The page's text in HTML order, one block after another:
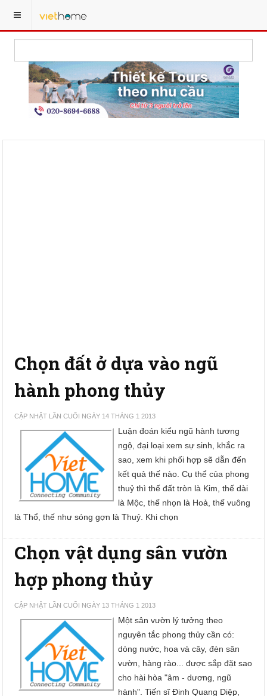
Chọn đất ở dựa vào ngũ
hành phong thủy
CẬP NHẬT LẦN CUỐI NGÀY 14 THÁNG 1 2013
Luận đoán kiểu ngũ hành tương
ngộ, đại loại xem sự sinh, khắc ra
sao, xem khi phối hợp sẽ dẫn đến
kết quả thế nào. Cụ thể của phong
thuỷ thì thế đất tròn là Kim, thế dài
là Mộc, thế nhọn là Hoả, thế vuông
là Thổ, thế như sóng gợn là Thuỷ. Khi chọn
Chọn vật dụng sân vườn
hợp phong thủy
CẬP NHẬT LẦN CUỐI NGÀY 13 THÁNG 1 2013
Một sân vườn lý tưởng theo
nguyên tắc phong thủy cần có:
dòng nước, hoa và cây, đèn sân
vườn, hàng rào... được sắp đặt sao
cho hài hòa "âm - dương, ngũ
hành". Tiến sĩ Đinh Quang Diệp,